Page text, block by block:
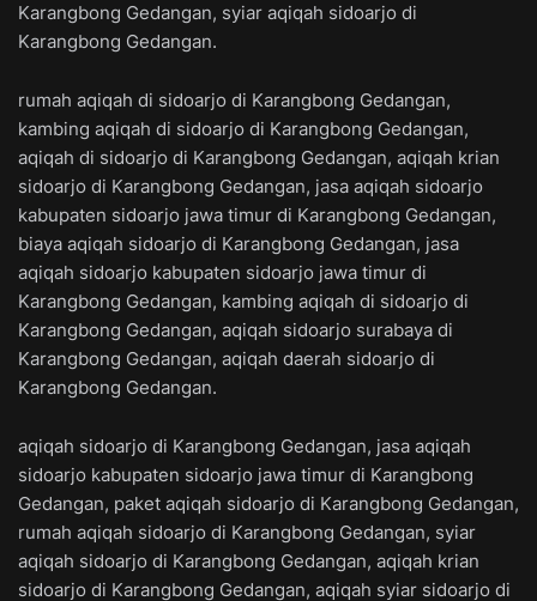
Karangbong Gedangan, syiar aqiqah sidoarjo di
Karangbong Gedangan.
rumah aqiqah di sidoarjo di Karangbong Gedangan,
kambing aqiqah di sidoarjo di Karangbong Gedangan,
aqiqah di sidoarjo di Karangbong Gedangan, aqiqah krian
sidoarjo di Karangbong Gedangan, jasa aqiqah sidoarjo
kabupaten sidoarjo jawa timur di Karangbong Gedangan,
biaya aqiqah sidoarjo di Karangbong Gedangan, jasa
aqiqah sidoarjo kabupaten sidoarjo jawa timur di
Karangbong Gedangan, kambing aqiqah di sidoarjo di
Karangbong Gedangan, aqiqah sidoarjo surabaya di
Karangbong Gedangan, aqiqah daerah sidoarjo di
Karangbong Gedangan.
aqiqah sidoarjo di Karangbong Gedangan, jasa aqiqah
sidoarjo kabupaten sidoarjo jawa timur di Karangbong
Gedangan, paket aqiqah sidoarjo di Karangbong Gedangan,
rumah aqiqah sidoarjo di Karangbong Gedangan, syiar
aqiqah sidoarjo di Karangbong Gedangan, aqiqah krian
sidoarjo di Karangbong Gedangan, aqiqah syiar sidoarjo di